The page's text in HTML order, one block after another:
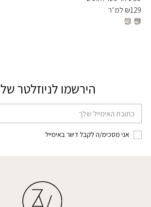
₪129 למ״ר
הירשמו לניוזלטר
דוא׳׳ל
אני מסכימ/ה לקבל דיוור באימייל